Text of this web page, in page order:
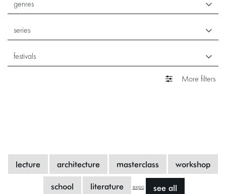
genres
series
festivals
More filters
lecture architecture masterclass workshop
school literature expo see all